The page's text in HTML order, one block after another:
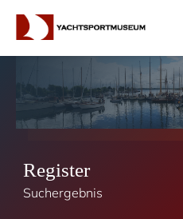
Register
Suchergebnis